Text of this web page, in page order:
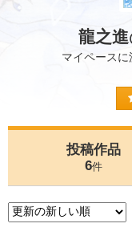
龍之
マイペース
投稿作品
6件